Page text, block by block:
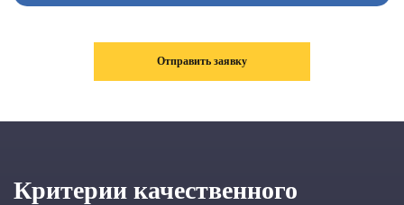
Отправить заявку
Критерии качественного